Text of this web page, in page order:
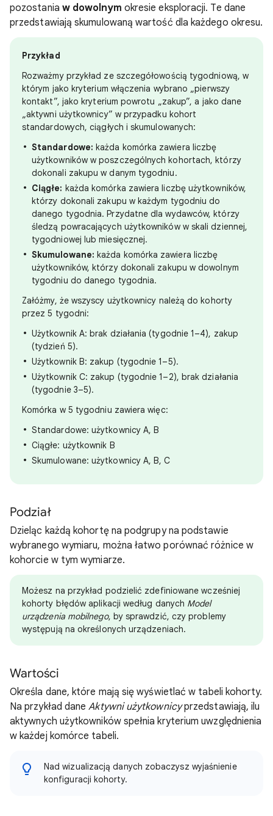
pozostania w dowolnym okresie eksploracji. Te dane
przedstawiają skumulowaną wartość dla każdego okresu.
Przykład
Rozważmy przykład ze szczegółowością tygodniową, w
którym jako kryterium włączenia wybrano „pierwszy
kontakt”, jako kryterium powrotu „zakup”, a jako dane
„aktywni użytkownicy” w przypadku kohort
standardowych, ciągłych i skumulowanych:
Standardowe: każda komórka zawiera liczbę
użytkowników w poszczególnych kohortach, którzy
dokonali zakupu w danym tygodniu.
Ciągłe: każda komórka zawiera liczbę użytkowników,
którzy dokonali zakupu w każdym tygodniu do
danego tygodnia. Przydatne dla wydawców, którzy
śledzą powracających użytkowników w skali dziennej,
tygodniowej lub miesięcznej.
Skumulowane: każda komórka zawiera liczbę
użytkowników, którzy dokonali zakupu w dowolnym
tygodniu do danego tygodnia.
Załóżmy, że wszyscy użytkownicy należą do kohorty
przez 5 tygodni:
Użytkownik A: brak działania (tygodnie 1–4), zakup
(tydzień 5).
Użytkownik B: zakup (tygodnie 1–5).
Użytkownik C: zakup (tygodnie 1–2), brak działania
(tygodnie 3–5).
Komórka w 5 tygodniu zawiera więc:
Standardowe: użytkownicy A, B
Ciągłe: użytkownik B
Skumulowane: użytkownicy A, B, C
Podział
Dzieląc każdą kohortę na podgrupy na podstawie
wybranego wymiaru, można łatwo porównać różnice w
kohorcie w tym wymiarze.
Możesz na przykład podzielić zdefiniowane wcześniej
kohorty błędów aplikacji według danych Model
urządzenia mobilnego, by sprawdzić, czy problemy
występują na określonych urządzeniach.
Wartości
Określa dane, które mają się wyświetlać w tabeli kohorty.
Na przykład daneAktywni użytkownicyprzedstawiają, ilu
aktywnych użytkowników spełnia kryterium uwzględnienia
w każdej komórce tabeli.
Nad wizualizacją danych zobaczysz wyjaśnienie
konfiguracji kohorty.